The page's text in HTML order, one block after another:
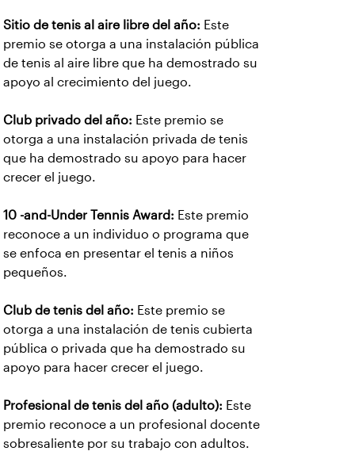
Sitio de tenis al aire libre del año: Este
premio se otorga a una instalación pública
de tenis al aire libre que ha demostrado su
apoyo al crecimiento del juego.
Club privado del año: Este premio se
otorga a una instalación privada de tenis
que ha demostrado su apoyo para hacer
crecer el juego.
10 -and-Under Tennis Award: Este premio
reconoce a un individuo o programa que
se enfoca en presentar el tenis a niños
pequeños.
Club de tenis del año: Este premio se
otorga a una instalación de tenis cubierta
pública o privada que ha demostrado su
apoyo para hacer crecer el juego.
Profesional de tenis del año (adulto): Este
premio reconoce a un profesional docente
sobresaliente por su trabajo con adultos.